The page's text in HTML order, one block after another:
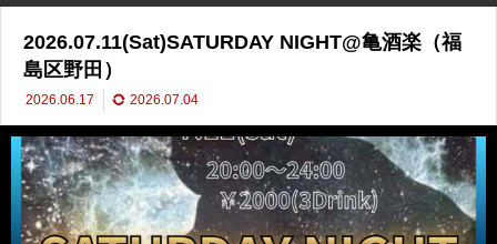
2026.07.11(Sat)SATURDAY NIGHT@亀酒楽（福
島区野田）
2026.06.17 2026.07.04